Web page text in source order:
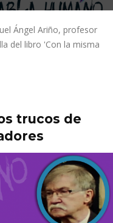
Ángel Ariño, profesor
del libro 'Con la misma
trucos de